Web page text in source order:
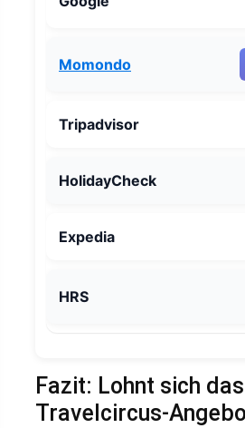
Momondo
Tripadvisor
HolidayCheck
Expedia
HRS
Fazit: Lohnt sich das
Travelcircus-